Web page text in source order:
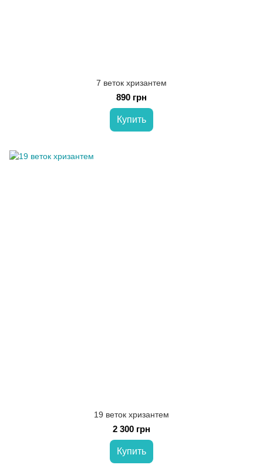
7 веток хризантем
890 грн
Купить
19 веток хризантем
2 300 грн
Купить